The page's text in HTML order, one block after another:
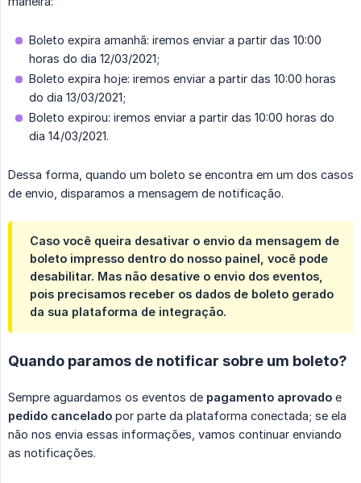
Boleto expira amanhã: iremos enviar a partir das 10:00
horas do dia 12/03/2021;
Boleto expira hoje: iremos enviar a partir das 10:00 horas
do dia 13/03/2021;
Boleto expirou: iremos enviar a partir das 10:00 horas do
dia 14/03/2021.
Dessa forma, quando um boleto se encontra em um dos casos
de envio, disparamos a mensagem de notificação.
Caso você queira desativar o envio da mensagem de
boleto impresso dentro do nosso painel, você pode
desabilitar. Mas não desative o envio dos eventos,
pois precisamos receber os dados de boleto gerado
da sua plataforma de integração.
Quando paramos de notificar sobre um boleto?
Sempre aguardamos os eventos de pagamento aprovado e
pedido cancelado por parte da plataforma conectada; se ela
não nos envia essas informações, vamos continuar enviando
as notificações.